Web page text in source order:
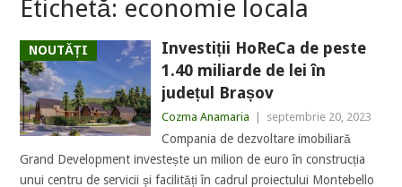
Etichetă: economie locala
NOUTĂȚI
Investiții HoReCa de peste
1.40 miliarde de lei în
județul Brașov
Cozma Anamaria septembrie 20, 2023
Compania de dezvoltare imobiliară
Grand Development investește un milion de euro în construcția
unui centru de servicii și facilități în cadrul proiectului Montebello